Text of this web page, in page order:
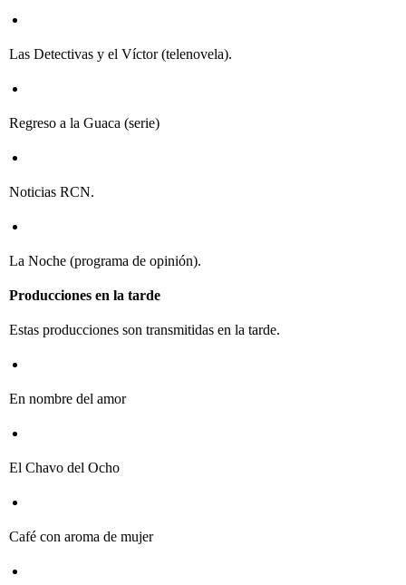
Las Detectivas y el Víctor (telenovela).
Regreso a la Guaca (serie)
Noticias RCN.
La Noche (programa de opinión).
Producciones en la tarde
Estas producciones son transmitidas en la tarde.
En nombre del amor
El Chavo del Ocho
Café con aroma de mujer